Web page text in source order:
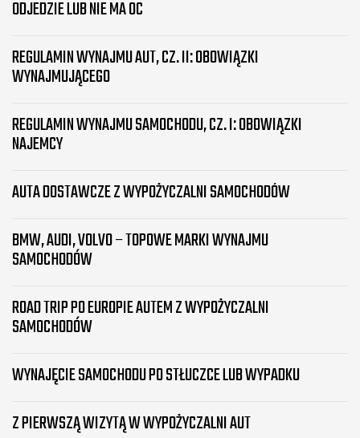
ODJEDZIE LUB NIE MA OC
REGULAMIN WYNAJMU AUT, CZ. II: OBOWIĄZKI
WYNAJMUJĄCEGO
REGULAMIN WYNAJMU SAMOCHODU, CZ. I: OBOWIĄZKI
NAJEMCY
AUTA DOSTAWCZE Z WYPOŻYCZALNI SAMOCHODÓW
BMW, AUDI, VOLVO – TOPOWE MARKI WYNAJMU
SAMOCHODÓW
ROAD TRIP PO EUROPIE AUTEM Z WYPOŻYCZALNI
SAMOCHODÓW
WYNAJĘCIE SAMOCHODU PO STŁUCZCE LUB WYPADKU
Z PIERWSZĄ WIZYTĄ W WYPOŻYCZALNI AUT